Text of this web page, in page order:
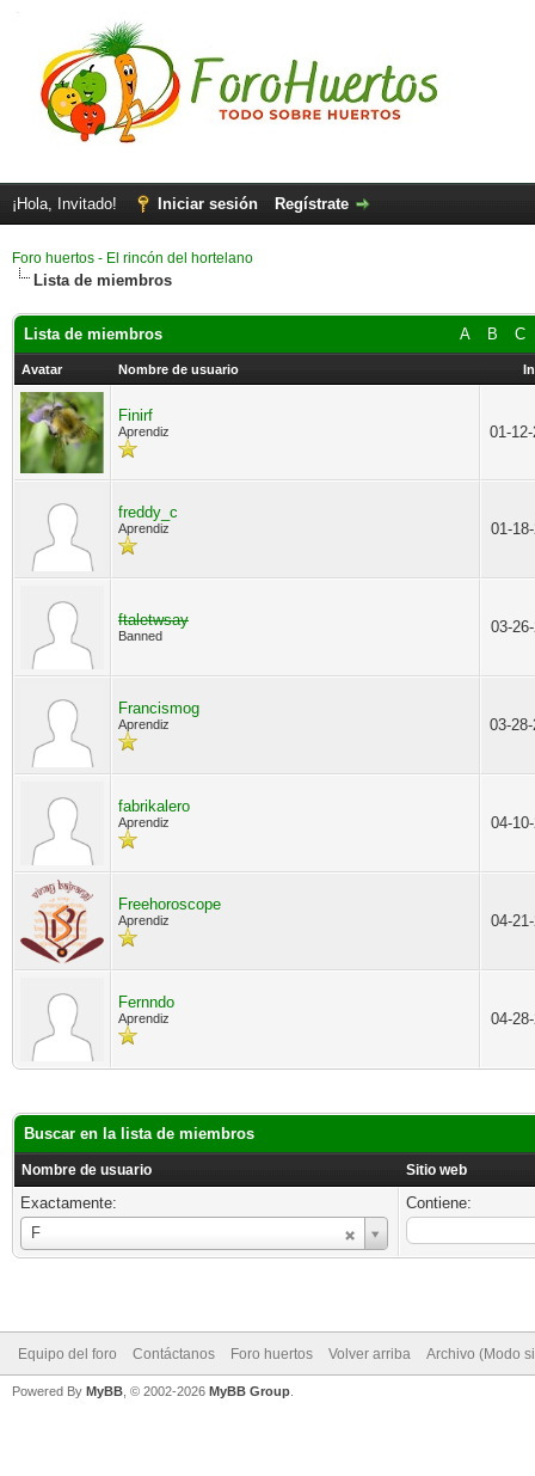
¡Hola, Invitado! Iniciar sesión Regístrate
Foro huertos - El rincón del hortelano
Lista de miembros
A B C
Lista de miembros
Avatar Nombre de usuario
Finirf
Aprendiz 01-
freddy_c
Aprendiz 01-
ftaletwsay
Banned 03-
Francismog
Aprendiz 03-
fabrikalero
Aprendiz 04-
Freehoroscope
Aprendiz 04-
Fernndo
Aprendiz 04-
Buscar en la lista de miembros
Nombre de usuario Sitio web
Exactamente:
F
Nombre
de
usuario
Contiene:
Equipo del foro Contáctanos Foro huertos Volver arriba Archivo (Modo
Powered By MyBB , © 2002-2026 MyBB Group